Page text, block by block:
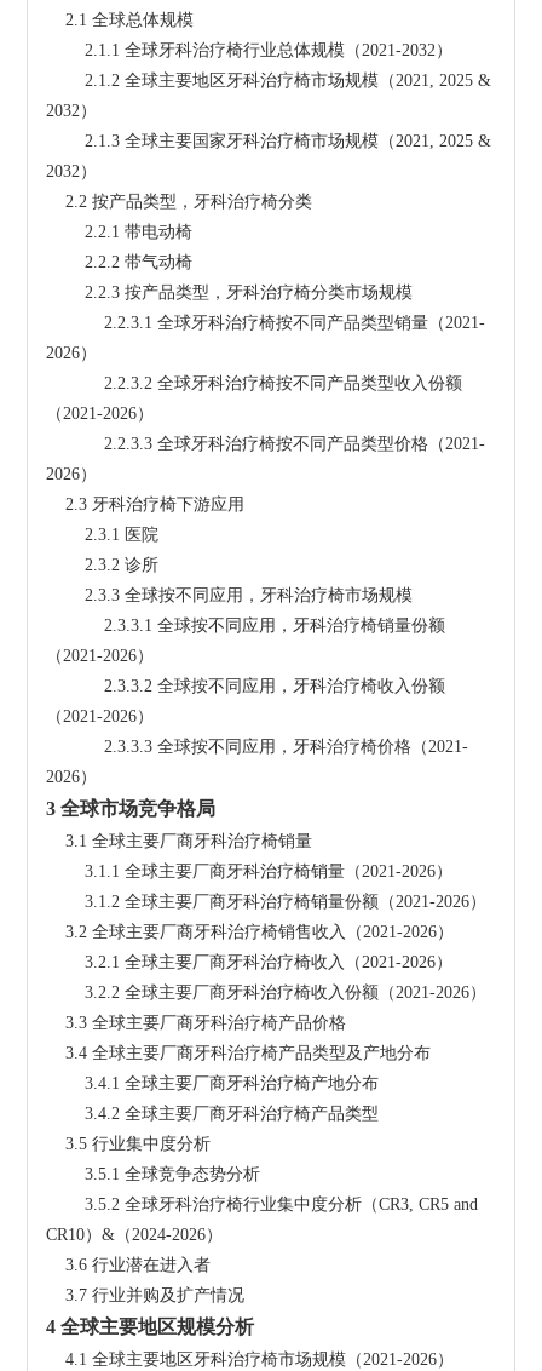
    2.1 全球总体规模
        2.1.1 全球牙科治疗椅行业总体规模（2021-2032）
        2.1.2 全球主要地区牙科治疗椅市场规模（2021, 2025 &
2032）
        2.1.3 全球主要国家牙科治疗椅市场规模（2021, 2025 &
2032）
    2.2 按产品类型，牙科治疗椅分类
        2.2.1 带电动椅
        2.2.2 带气动椅
        2.2.3 按产品类型，牙科治疗椅分类市场规模
            2.2.3.1 全球牙科治疗椅按不同产品类型销量（2021-
2026）
            2.2.3.2 全球牙科治疗椅按不同产品类型收入份额
（2021-2026）
            2.2.3.3 全球牙科治疗椅按不同产品类型价格（2021-
2026）
    2.3 牙科治疗椅下游应用
        2.3.1 医院
        2.3.2 诊所
        2.3.3 全球按不同应用，牙科治疗椅市场规模
            2.3.3.1 全球按不同应用，牙科治疗椅销量份额
（2021-2026）
            2.3.3.2 全球按不同应用，牙科治疗椅收入份额
（2021-2026）
            2.3.3.3 全球按不同应用，牙科治疗椅价格（2021-
2026）
3 全球市场竞争格局
    3.1 全球主要厂商牙科治疗椅销量
        3.1.1 全球主要厂商牙科治疗椅销量（2021-2026）
        3.1.2 全球主要厂商牙科治疗椅销量份额（2021-2026）
    3.2 全球主要厂商牙科治疗椅销售收入（2021-2026）
        3.2.1 全球主要厂商牙科治疗椅收入（2021-2026）
        3.2.2 全球主要厂商牙科治疗椅收入份额（2021-2026）
    3.3 全球主要厂商牙科治疗椅产品价格
    3.4 全球主要厂商牙科治疗椅产品类型及产地分布
        3.4.1 全球主要厂商牙科治疗椅产地分布
        3.4.2 全球主要厂商牙科治疗椅产品类型
    3.5 行业集中度分析
        3.5.1 全球竞争态势分析
        3.5.2 全球牙科治疗椅行业集中度分析（CR3, CR5 and
CR10）&（2024-2026）
    3.6 行业潜在进入者
    3.7 行业并购及扩产情况
4 全球主要地区规模分析
    4.1 全球主要地区牙科治疗椅市场规模（2021-2026）